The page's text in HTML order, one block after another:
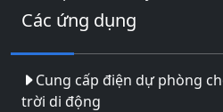
Các ứng dụng
Cung cấp điện dự phòng
trời di động